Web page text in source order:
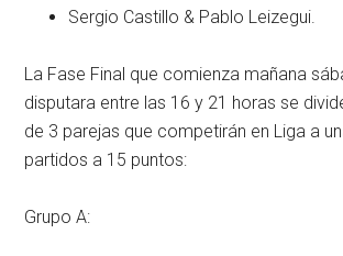
Sergio Castillo & Pablo Leizegui.
La Fase Final que comienza mañana
disputara entre las 16 y 21 horas se
de 3 parejas que competirán en Liga a
partidos a 15 puntos:
Grupo A: